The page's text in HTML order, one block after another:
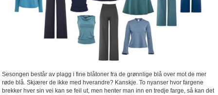
Sesongen består av plagg i fine blåtoner fra de grønnlige blå over mot de mer
røde blå. Skjærer de ikke med hverandre? Kanskje. To nyanser hvor fargene
brekker hver sin vei kan se feil ut, men henter man inn en tredje farge, så kan det